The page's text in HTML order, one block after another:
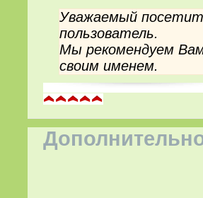
Уважаемый
пользователь.
Мы рекомендуем
своим именем.